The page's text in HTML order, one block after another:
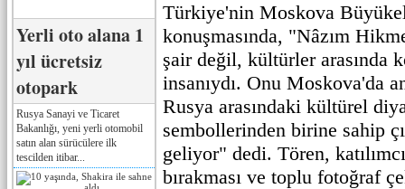
Yerli oto alana 1
yıl ücretsiz
otopark
Rusya Sanayi ve Ticaret
Bakanlığı, yeni yerli otomobil
satın alan sürücülere ilk
tescilden itibar...
Türkiye'nin Moskova
konuşmasında, "Nâzım
şair değil, kültürler arasında
insanıydı. Onu Moskova'da
Rusya arasındaki kültürel
sembollerinden birine sahip
geliyor" dedi. Tören,
bırakması ve toplu fotoğraf